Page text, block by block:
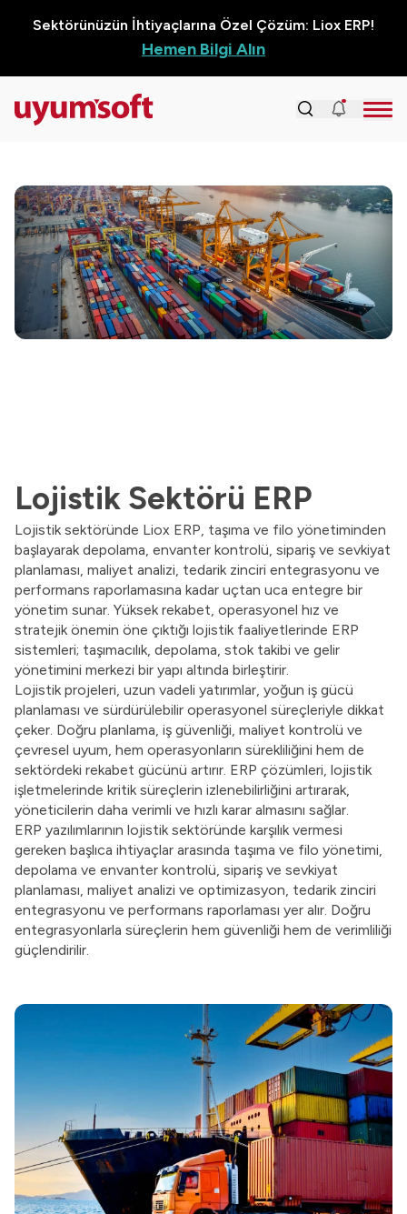
Sektörünüzün İhtiyaçlarına Özel Çözüm: Liox ERP!
Hemen Bilgi Alın
Lojistik Sektörü ERP
Lojistik sektöründe Liox ERP, taşıma ve filo yönetiminden
başlayarak depolama, envanter kontrolü, sipariş ve sevkiyat
planlaması, maliyet analizi, tedarik zinciri entegrasyonu ve
performans raporlamasına kadar uçtan uca entegre bir
yönetim sunar. Yüksek rekabet, operasyonel hız ve
stratejik önemin öne çıktığı lojistik faaliyetlerinde ERP
sistemleri; taşımacılık, depolama, stok takibi ve gelir
yönetimini merkezi bir yapı altında birleştirir.
Lojistik projeleri, uzun vadeli yatırımlar, yoğun iş gücü
planlaması ve sürdürülebilir operasyonel süreçleriyle dikkat
çeker. Doğru planlama, iş güvenliği, maliyet kontrolü ve
çevresel uyum, hem operasyonların sürekliliğini hem de
sektördeki rekabet gücünü artırır. ERP çözümleri, lojistik
işletmelerinde kritik süreçlerin izlenebilirliğini artırarak,
yöneticilerin daha verimli ve hızlı karar almasını sağlar.
ERP yazılımlarının lojistik sektöründe karşılık vermesi
gereken başlıca ihtiyaçlar arasında taşıma ve filo yönetimi,
depolama ve envanter kontrolü, sipariş ve sevkiyat
planlaması, maliyet analizi ve optimizasyon, tedarik zinciri
entegrasyonu ve performans raporlaması yer alır. Doğru
entegrasyonlarla süreçlerin hem güvenliği hem de verimliliği
güçlendirilir.